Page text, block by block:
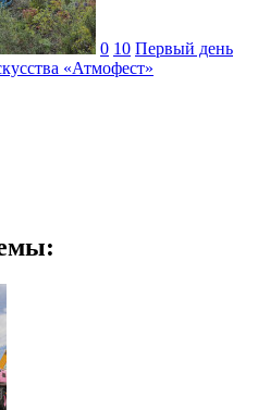
0 10 Первый день
«Атмофест»